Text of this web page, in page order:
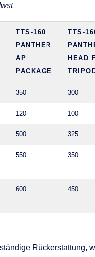
TTS-160
PANTHER
AP
PACKAGE
TTS-
HEAD
350 300
120 100
500 325
550 350
600 450
Rückerstattung,